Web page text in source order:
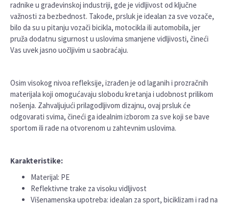
radnike u građevinskoj industriji, gde je vidljivost od ključne
važnosti za bezbednost. Takođe, prsluk je idealan za sve vozače,
bilo da su u pitanju vozači bicikla, motocikla ili automobila, jer
pruža dodatnu sigurnost u uslovima smanjene vidljivosti, čineći
Vas uvek jasno uočljivim u saobraćaju.
Osim visokog nivoa refleksije, izrađen je od laganih i prozračnih
materijala koji omogućavaju slobodu kretanja i udobnost prilikom
nošenja. Zahvaljujući prilagodljivom dizajnu, ovaj prsluk će
odgovarati svima, čineći ga idealnim izborom za sve koji se bave
sportom ili rade na otvorenom u zahtevnim uslovima.
Karakteristike:
Materijal: PE
Reflektivne trake za visoku vidljivost
Višenamenska upotreba: idealan za sport, biciklizam i rad na